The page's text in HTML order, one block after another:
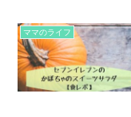
ママのライフ